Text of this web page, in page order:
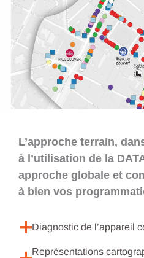
L’approche terrain,
à l’utilisation de la
approche globale et
à bien vos
Diagnostic de l’appareil
Représentations